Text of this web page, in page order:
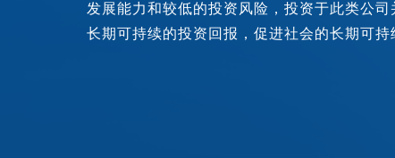
发展能力和较低的投资风险，投资于此类公
长期可持续的投资回报，促进社会的长期可持